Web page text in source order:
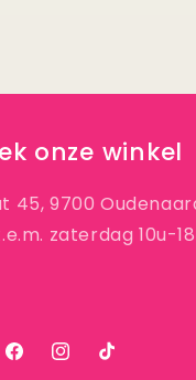
onze winkel
45, 9700
zaterdag 10u-
FacebookInstagram
TikTok